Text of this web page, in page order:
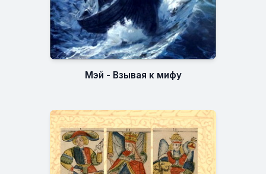
Мэй - Взывая к мифу